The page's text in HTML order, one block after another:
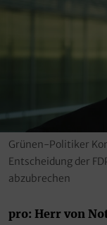
Grünen-Politiker
Entscheidung der
abzubrechen
pro: Herr von